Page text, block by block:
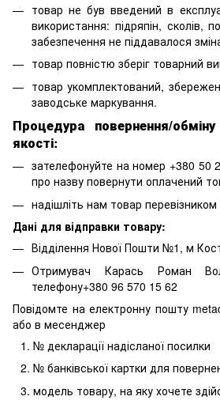
товар не був введений в
використання: підряпін, сколів,
забезпечення не піддавалося
товар повністю зберіг товарний
товар укомплектований,
заводське маркування.
Процедура повернення/
якості:
зателефонуйте на номер +380 50
про назву повернути оплачений
надішліть нам товар
Дані для відправки товару:
Відділення Нової Пошти №1, м
Отримувач Карась Роман
телефону+380 96 570 15 62
Повідомте на електронну пошту
або в месенджер
№ декларації надісланої посилки
№ банківської картки для
модель товару, на яку хочете